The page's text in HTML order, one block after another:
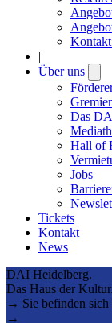
|
Über uns
Das
Hall of
Jobs
Tickets
Kontakt
News
DAI Heidelberg.
Das Haus der Kultur.
→ Sie befinden sich
→